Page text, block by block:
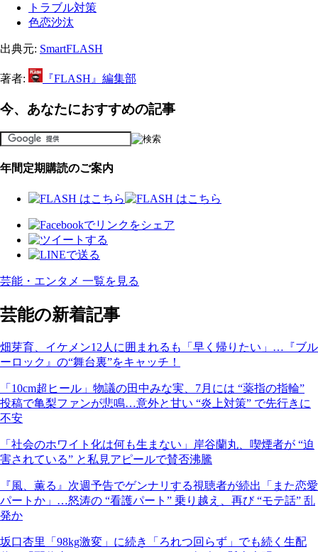
トラブル対策
色恋沙汰
出典元: SmartFLASH
著者: 『FLASH』編集部
今、あなたにおすすめの記事
年間定期購読のご案内
芸能・エンタメ 一覧を見る
芸能の新着記事
畑芽育、イケメン12人に囲まれるも「早く帰りたい」…『ブル
ーロック』の“舞台裏”をキャッチ！
「10cm超ヒール」物議の田中みな実、7月には “薬指の指輪”
投稿で亀梨ファンが悲鳴…意外と甘い “炎上対策” で先行きに
不安
「社会のホワイト化は何も生まない」岸谷蘭丸、喫煙者が “迫
害されている” と私見アピールで賛否沸騰
『風、薫る』次週予告でゲンナリする視聴者が続出「また恋愛
パートか」…怒涛の “看護パート” 乗り越え、再び “モテ話” 乱
発か
坂口杏里「98kg激変」に続き「ろれつ回らず」でも続く生配